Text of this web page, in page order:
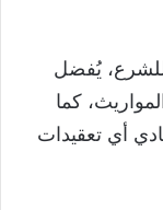
يُفضل
كما
أي تعقيدات